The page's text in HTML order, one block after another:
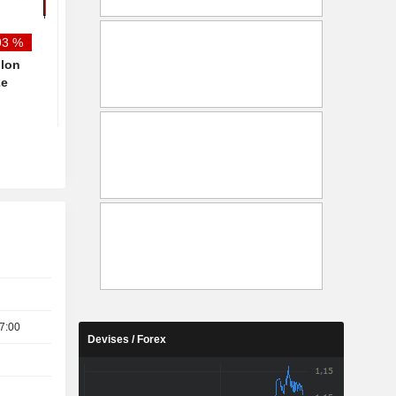
%
Devises / Forex